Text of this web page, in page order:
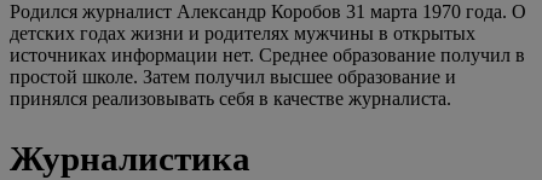
Родился журналист Александр Коробов 31 марта 1970 года. О
детских годах жизни и родителях мужчины в открытых
источниках информации нет. Среднее образование получил в
простой школе. Затем получил высшее образование и
принялся реализовывать себя в качестве журналиста.
Журналистика